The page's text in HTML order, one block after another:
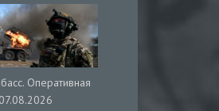
Оперативная